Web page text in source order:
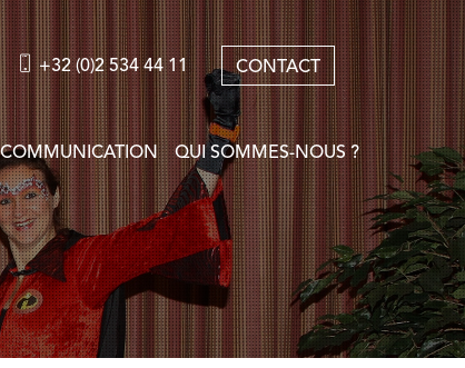
+32 (0)2 534 44 11 CONTACT
QUI SOMMES-NOUS ?